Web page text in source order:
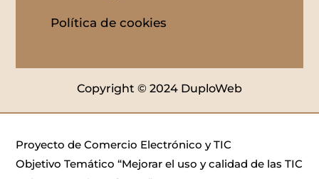
Política de cookies
Copyright © 2024 DuploWeb
Proyecto de Comercio Electrónico y TIC
Objetivo Temático “Mejorar el uso y calidad de las TIC